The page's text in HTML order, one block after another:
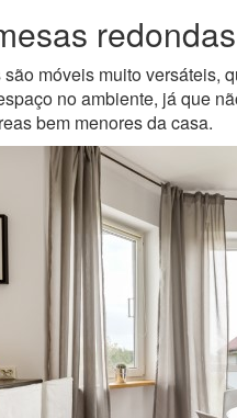
móveis muito versáteis,
no ambiente, já que
bem menores da casa.